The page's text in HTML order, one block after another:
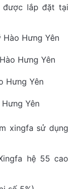
được lắp đặt tại
Hưng Yên
Yên
xingfa sử dụng
hệ 55 cao